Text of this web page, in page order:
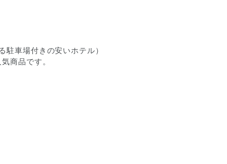
車場付きの安いホテル）
商品です。